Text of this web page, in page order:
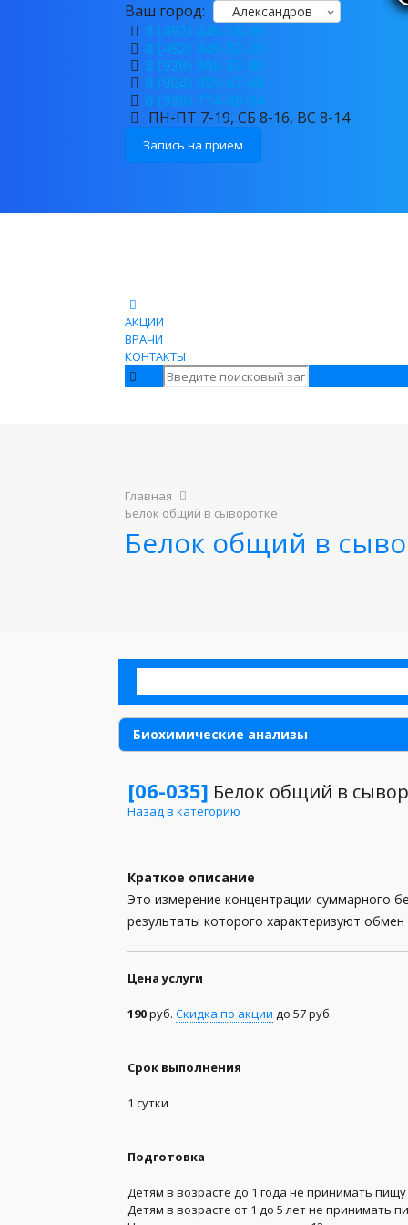
Ваш город: Александров
8 (492) 449-38-39
8 (492) 449-82-29
8 (920) 906-83-80
8 (904) 039-67-68
8 (999) 774-89-94
ПН-ПТ 7-19, СБ 8-16, ВС 8-14
Запись на прием
АКЦИИ
ВРАЧИ
КОНТАКТЫ
Главная
Белок общий в сыворотке
Белок общий в
Биохимические анализы
Анализы для детей
Анализы для мужчин
Анализы кала
Анализы мочи
Генетические анализы
Гормоны
Иммунология
[06-035] Белок общий в
Назад в категорию
Краткое описание
Это измерение концентрации суммарного
результаты которого характеризуют
Цена услуги
190руб. Скидка по акции до 57 руб.
Срок выполнения
1 сутки
Подготовка
Детям в возрасте до 1 года не принимать
Детям в возрасте от 1 до 5 лет не принимать